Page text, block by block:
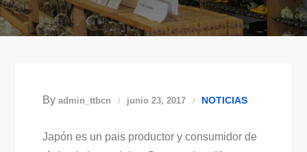
Byadmin_ttbcn junio 23, 2017 NOTICIAS
Japón es un pais productor y consumidor de